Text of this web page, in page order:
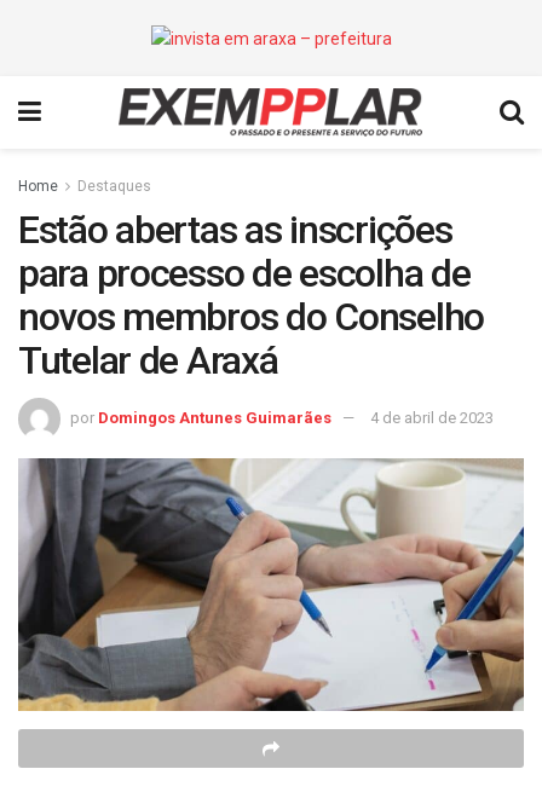
Home Destaques
Estão abertas as inscrições
para processo de escolha de
novos membros do Conselho
Tutelar de Araxá
por Domingos Antunes Guimarães 4 de abril de 2023